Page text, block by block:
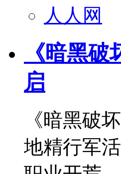
人人网
《暗黑
启
《暗黑破
地精行军